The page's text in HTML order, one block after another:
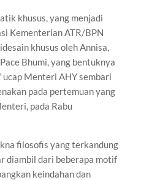
khusus, yang menjadi
Kementerian ATR/BPN
khusus oleh Annisa,
Bhumi, yang bentuknya
ucap Menteri AHY sembari
pada pertemuan yang
pada Rabu
filosofis yang terkandung
diambil dari beberapa motif
keindahan dan